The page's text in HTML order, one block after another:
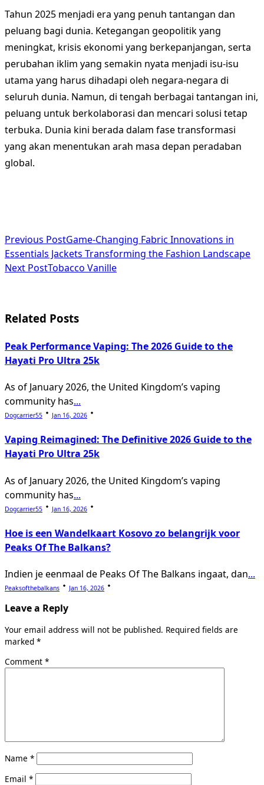
Tahun 2025 menjadi era yang penuh tantangan dan
peluang bagi dunia. Ketegangan geopolitik yang
meningkat, krisis ekonomi yang berkepanjangan, serta
perubahan iklim yang semakin nyata menjadi isu-isu
utama yang harus dihadapi oleh negara-negara di
seluruh dunia. Namun, di tengah berbagai tantangan ini,
peluang untuk berkolaborasi dan mencari solusi tetap
terbuka. Dunia kini berada dalam fase transformasi
yang akan menentukan arah masa depan peradaban
global.
<span
class="nav-
reader-
text">Page</span>
Previous PostGame-Changing Fabric Innovations in
Essentials Jackets Transforming the Fashion Landscape
Next PostTobacco Vanille
Related Posts
Peak Performance Vaping: The 2026 Guide to the
Hayati Pro Ultra 25k
As of January 2026, the United Kingdom’s vaping
community has...
Dogcarrier55 Jan 16, 2026
Vaping Reimagined: The Definitive 2026 Guide to the
Hayati Pro Ultra 25k
As of January 2026, the United Kingdom’s vaping
community has...
Dogcarrier55 Jan 16, 2026
Hoe is een Wandelkaart Kosovo zo belangrijk voor
Peaks Of The Balkans?
Indien je eenmaal de Peaks Of The Balkans ingaat, dan...
Peaksofthebalkans Jan 16, 2026
Leave a Reply
Your email address will not be published. Required fields are
marked *
Comment *
Name *
Email *